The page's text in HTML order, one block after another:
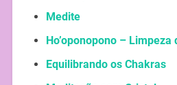
Medite
Ho’oponopono –
Equilibrando os Chakras